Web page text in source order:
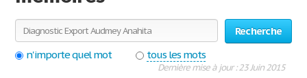
Contactez-nous
Recherche
n'importe quel mot
tous les mots
Dernière mise à jour : 23 Juin 2015